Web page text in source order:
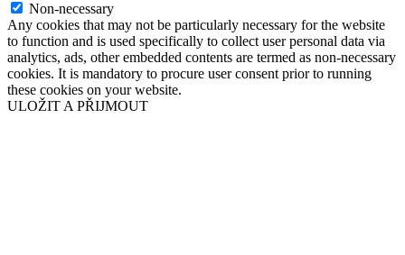
Non-necessary
Any cookies that may not be particularly necessary for the website
to function and is used specifically to collect user personal data via
analytics, ads, other embedded contents are termed as non-necessary
cookies. It is mandatory to procure user consent prior to running
these cookies on your website.
ULOŽIT A PŘIJMOUT